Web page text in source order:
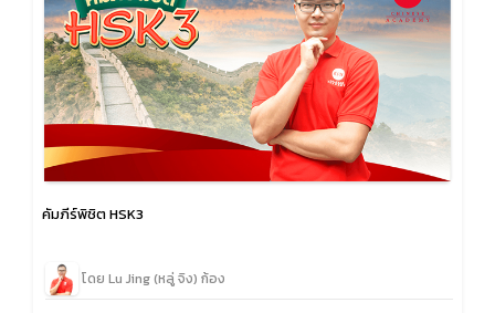
คัมภีร์พิชิต HSK3
โดย Lu Jing (หลู่ จิง) ก้อง